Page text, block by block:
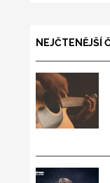
NEJČTENĚJŠÍ